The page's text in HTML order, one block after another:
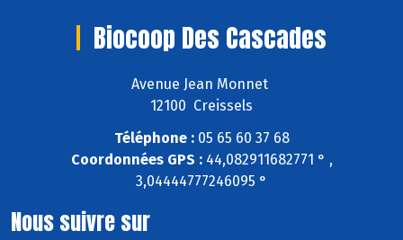
Biocoop Des Cascades
Avenue Jean Monnet
12100 Creissels
Téléphone :05 65 60 37 68
Coordonnées GPS :44,082911682771 ° ,
3,04444777246095 °
Nous suivre sur